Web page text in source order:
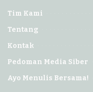
Tim Kami
Tentang
Kontak
Pedoman Media Siber
Ayo Menulis Bersama!